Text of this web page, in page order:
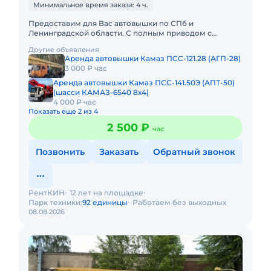
Минимальное время заказа: 4 ч.
Предоставим для Вас автовышки по СПб и
Ленинградской области. С полным приводом с
12, 15, 18, 22, 30, 23, 35, 4
Другие объявления
Аренда автовышки Камаз ПСС-121.28 (АГП-28)
3 000 ₽ час
Аренда автовышки Камаз ПСС-141.50Э (АПТ-50)
(шасси КАМАЗ-6540 8х4)
4 000 ₽ час
Показать еще 2 из 4
2 500 ₽ час
Позвонить Заказать Обратный звонок
08.08.2026
РентКИН 12 лет на площадке
Парк техники:92 единицы Работаем без выходных